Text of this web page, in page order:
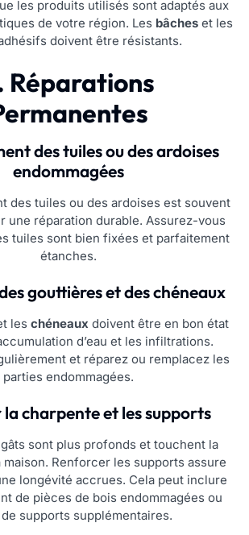
les produits utilisés sont adaptés aux
de votre région. Les bâcheset les
doivent être résistants.
Réparations
des tuiles ou des ardoises
endommagées
des tuiles ou des ardoises est souvent
une réparation durable. Assurez-vous
tuiles sont bien fixées et parfaitement
étanches.
gouttières et des chéneaux
les chéneaux doivent être en bon état
d’eau et les infiltrations.
et réparez ou remplacez les
parties endommagées.
charpente et les supports
sont plus profonds et touchent la
Renforcer les supports assure
longévité accrues. Cela peut inclure
de pièces de bois endommagées ou
de supports supplémentaires.